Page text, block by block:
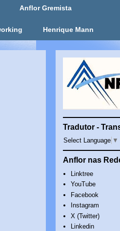
Anflor Gremista
Henrique Mann
Tradutor -
Select Language ▼
Anflor nas
Linktree
YouTube
Facebook
Instagram
X (Twitter)
Linkedin